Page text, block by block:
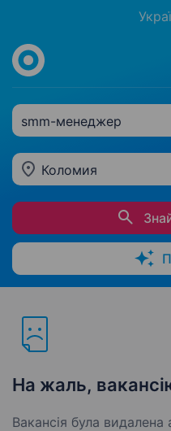
smm-менеджер
Коломия
На жаль,
Вакансія була